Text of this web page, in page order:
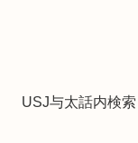
USJ与太話内検索